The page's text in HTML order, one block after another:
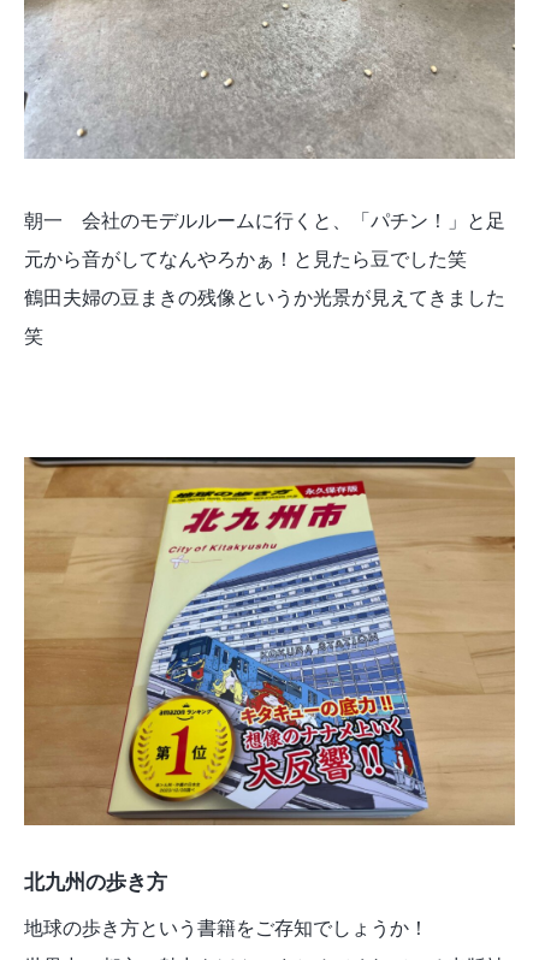
朝一 会社のモデルルームに行くと、「パチン！」と足
元から音がしてなんやろかぁ！と見たら豆でした笑
鶴田夫婦の豆まきの残像というか光景が見えてきました
笑
北九州の歩き方
地球の歩き方という書籍をご存知でしょうか！